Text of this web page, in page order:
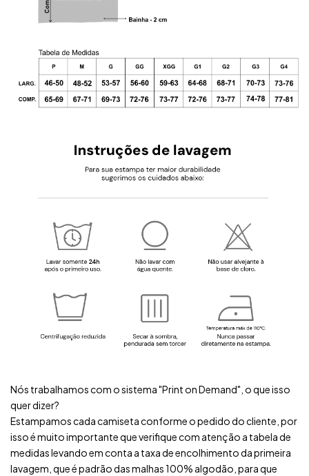
Nós trabalhamos com o sistema "Print on Demand", o que isso
quer dizer?
Estampamos cada camiseta conforme o pedido do cliente, por
isso é muito importante que verifique com atenção a tabela de
medidas levando em conta a taxa de encolhimento da primeira
lavagem, que é padrão das malhas 100% algodão, para que